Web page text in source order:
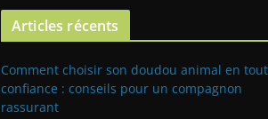
Articles récents
Comment choisir son doudou animal en
confiance : conseils pour un compagnon
rassurant